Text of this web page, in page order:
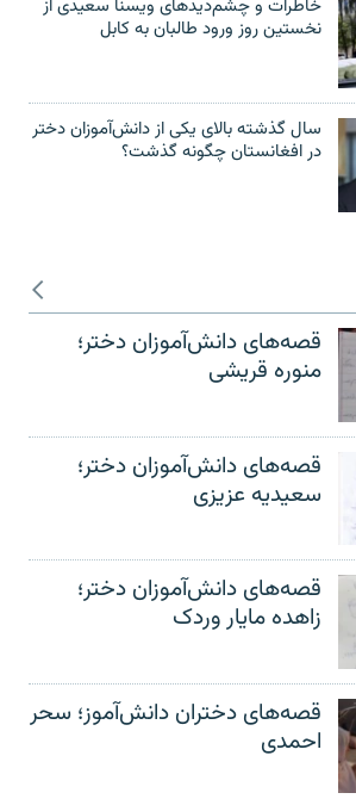
خاطرات و چشم‌دید‌های ویسنا سعیدی از
نخستین روز ورود طالبان به کابل
سال گذشته بالای یکی از دانش‌آموزان دختر
در افغانستان چگونه گذشت؟
قصه‌های دانش‌آموزان دختر؛
منوره قریشی
قصه‌های دانش‌آموزان دختر؛
سعیدیه عزیزی
قصه‌های دانش‌آموزان دختر؛
زاهده مایار وردک
قصه‌های دختران دانش‌آموز؛ سحر
احمدی